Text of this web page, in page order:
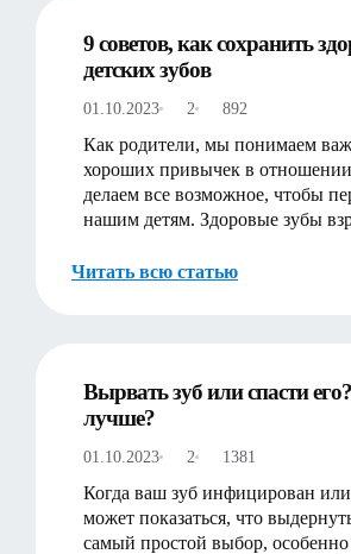
9 советов, как сохранить
детских зубов
01.10.2023 2 892
Как родители, мы понимаем
хороших привычек в
делаем все возможное, чтобы
нашим детям. Здоровые зубы
Читать всю статью
Вырвать зуб или спасти
лучше?
01.10.2023 2 1381
Когда ваш зуб инфицирован
может показаться, что
самый простой выбор,